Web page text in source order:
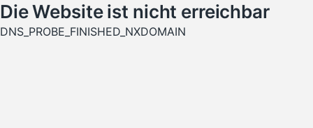
Die Website ist nicht erreichbar
DNS_PROBE_FINISHED_NXDOMAIN